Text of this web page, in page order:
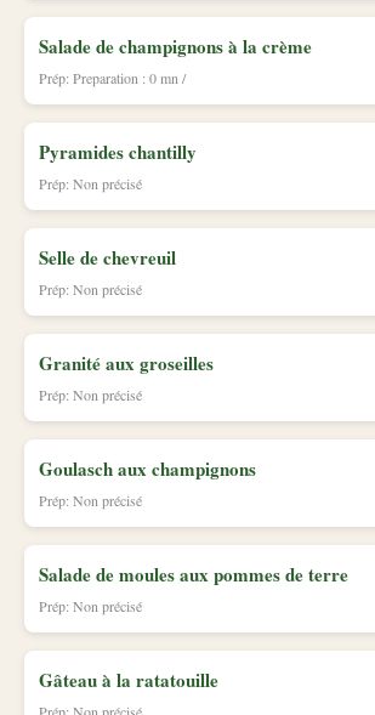
Salade de champignons à la crème
Prép: Preparation : 0 mn /
Pyramides chantilly
Prép: Non précisé
Selle de chevreuil
Prép: Non précisé
Granité aux groseilles
Prép: Non précisé
Goulasch aux champignons
Prép: Non précisé
Salade de moules aux pommes de terre
Prép: Non précisé
Gâteau à la ratatouille